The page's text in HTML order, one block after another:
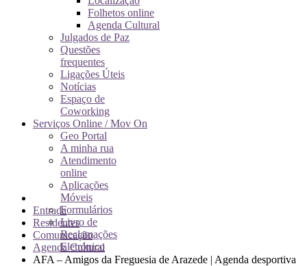
Folhetos online
Agenda Cultural
Julgados de Paz
Questões
frequentes
Ligações Úteis
Notícias
Espaço de
Coworking
Serviços Online / Mov On
Geo Portal
A minha rua
Atendimento
online
Aplicações
Móveis
Formulários
Livro de
Reclamações
Eletrónico
Entrada
Residentes
Comunicação
Agenda Cultural
AFA – Amigos da Freguesia de Arazede | Agenda desportiva